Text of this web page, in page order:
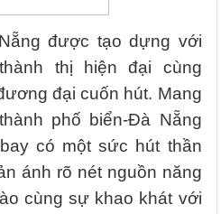
được tạo dựng với
thị hiện đại cùng
đại cuốn hút. Mang
phố biển-Đà Nẵng
có một sức hút thần
ánh rõ nét nguồn năng
cùng sự khao khát với